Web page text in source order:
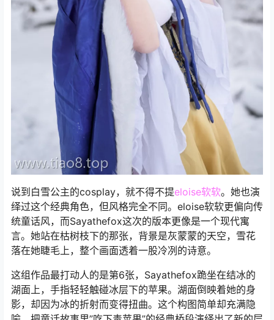
说到白雪公主的cosplay，就不得不提eloise软软。她也演
绎过这个经典角色，但风格完全不同。eloise软软更偏向传
统童话风，而Sayathefox这次的版本更像是一个现代寓
言。她站在枯树枝下的那张，背景是灰蒙蒙的天空，雪花
落在她睫毛上，整个画面透着一股冷冽的诗意。
这组作品最打动人的是第6张，Sayathefox跪坐在结冰的
湖面上，手指轻轻触碰冰层下的苹果。湖面倒映着她的身
影，却因为冰的折射而变得扭曲。这个构图简单却充满隐